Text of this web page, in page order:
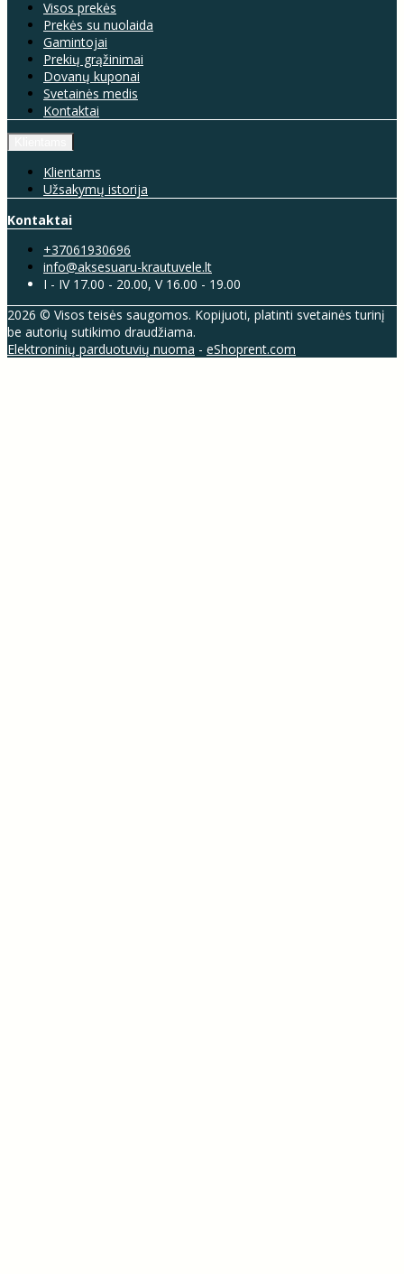
Visos prekės
Prekės su nuolaida
Gamintojai
Prekių grąžinimai
Dovanų kuponai
Svetainės medis
Kontaktai
Klientams
Užsakymų istorija
Kontaktai
+37061930696
info@aksesuaru-krautuvele.lt
I - IV 17.00 - 20.00, V 16.00 - 19.00
2026 © Visos teisės saugomos. Kopijuoti, platinti svetainės turinį
be autorių sutikimo draudžiama.
Elektroninių parduotuvių nuoma - eShoprent.com